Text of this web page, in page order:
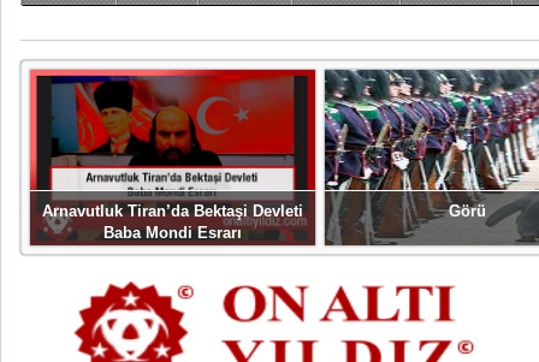
Arnavutluk Tiran’da Bektaşi Devleti
Baba Mondi Esrarı
Görü